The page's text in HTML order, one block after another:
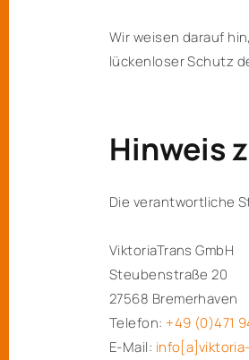
Wir weisen darauf
lückenloser Schutz
Hinweis
Die verantwortliche
ViktoriaTrans GmbH
Steubenstraße 20
27568 Bremerhaven
Telefon: +49 (0)471
E-Mail: